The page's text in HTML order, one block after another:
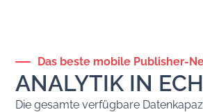
Das beste mobile Publisher-
ANALYTIK IN
Die gesamte verfügbare